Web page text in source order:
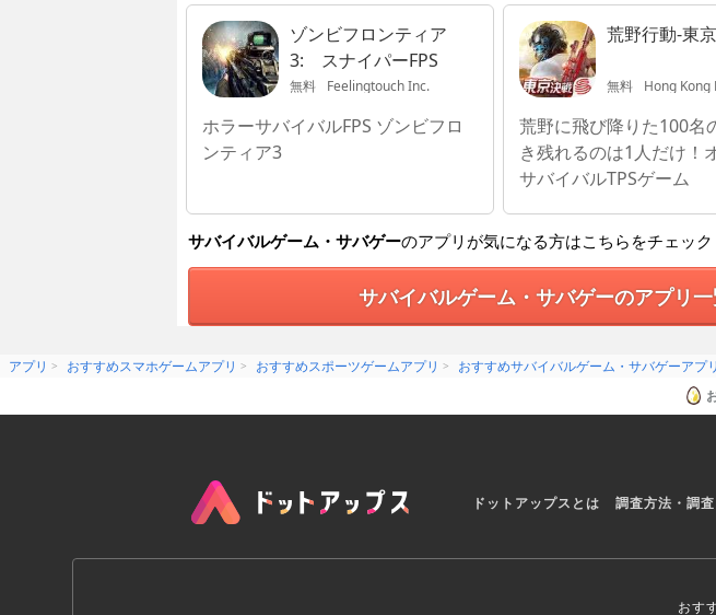
ゾンビフロンティア
3: スナイパーFPS
無料 Feelingtouch Inc.
ホラーサバイバルFPS ゾンビフロ
ンティア3
荒野行動-東
無料 Hong Kong Netease Interactive
荒野に飛び降りた100名
き残れるのは1人だけ！
サバイバルTPSゲーム
サバイバルゲーム・サバゲーのアプリが気になる方はこちらをチェック
サバイバルゲーム・サバゲーのアプリ
アプリ おすすめスマホゲームアプリ おすすめスポーツゲームアプリ おすすめサバイバルゲーム・サバゲーアプリ
ドットアップスとは 調査方法・調
おす